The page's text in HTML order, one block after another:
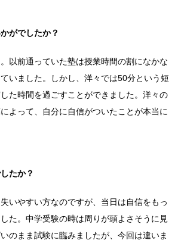
がでしたか？
以前通っていた塾は授業時間の割になかな
いました。しかし、洋々では50分という短
た時間を過ごすことができました。洋々の
よって、自分に自信がついたことが本当に
たか？
いやすい方なのですが、当日は自信をもっ
た。中学受験の時は周りが頭よさそうに見
のまま試験に臨みましたが、今回は違いま